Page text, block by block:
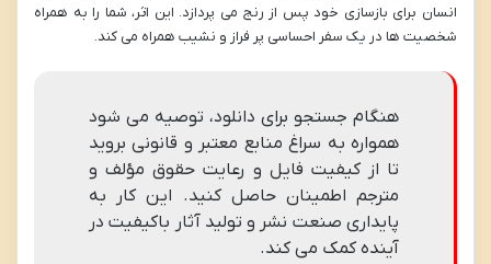
انسان برای بازسازی خود پس از رنج می پردازد. این اثر، شما را به همراه
شخصیت ها در یک سفر احساسی پر فراز و نشیب همراه می کند.
هنگام جستجو برای دانلود، توصیه می شود
همواره به سراغ منابع معتبر و قانونی بروید
تا از کیفیت فایل و رعایت حقوق مؤلف و
مترجم اطمینان حاصل کنید. این کار به
پایداری صنعت نشر و تولید آثار باکیفیت در
آینده کمک می کند.